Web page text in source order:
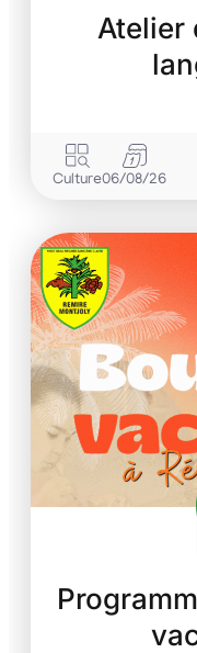
Atelier
Culture06/08/26